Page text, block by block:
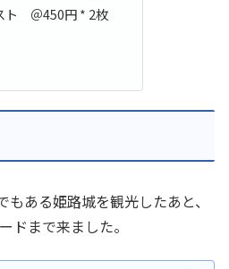
ト ＠450円 * 2枚
ある姫路城を観光したあと、
ドまで来ました。